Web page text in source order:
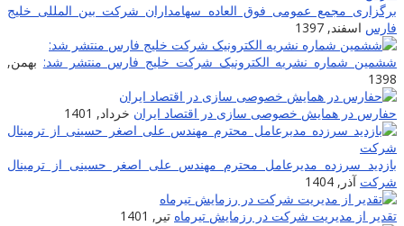
برگزاری مجمع عمومی فوق العاده سهامداران شرکت بین المللی خلیج
فارس اسفند, 1397
ششمین شماره نشریه الکترونیک شرکت خلیج فارس منتشر شد: بهمن,
1398
حفارس در همایش خصوصی سازی در اقتصاد ایران خرداد, 1401
بازدید سرزده مدیرعامل محترم مهندس علی اصغر حسینی از ترمینال
شرکت آذر, 1404
تقدیر از مدیریت شرکت در رزمایش تیرماه تیر, 1401